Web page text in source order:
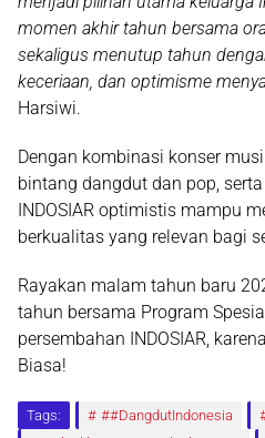
momen akhir tahun bersama
sekaligus menutup tahun
keceriaan, dan optimisme
Harsiwi.
Dengan kombinasi konser
bintang dangdut dan pop, serta
INDOSIAR optimistis mampu
berkualitas yang relevan bagi
Rayakan malam tahun baru
tahun bersama Program
persembahan INDOSIAR, karena
Biasa!
Tags: ##DangdutIndonesia